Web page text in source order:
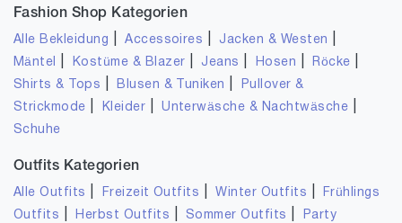
Fashion Shop Kategorien
Alle Bekleidung |Accessoires Jacken & Westen
Mäntel Kostüme & Blazer Jeans Hosen Röcke
Shirts & Tops Blusen & Tuniken
Pullover &
Strickmode
Kleider |Unterwäsche & Nachtwäsche
Schuhe
Outfits Kategorien
Alle Outfits Freizeit Outfits |Winter Outfits
Frühlings
Outfits
Herbst Outfits Sommer Outfits
Party